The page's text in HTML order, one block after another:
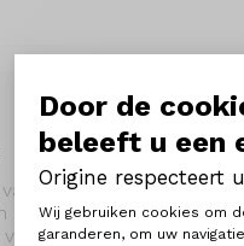
Door de
beleeft u een
Origine respecteert
Wij gebruiken cookies om
garanderen, om uw
EPS polyurethaan
de hoeken van het frame
nettere afwerking van